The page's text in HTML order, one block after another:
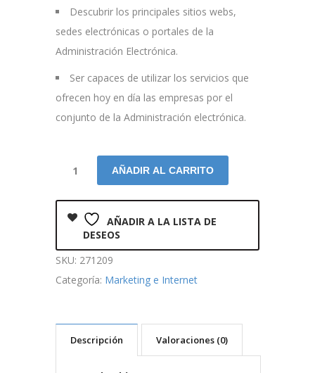
Descubrir los principales sitios webs,
sedes electrónicas o portales de la
Administración Electrónica.
Ser capaces de utilizar los servicios que
ofrecen hoy en día las empresas por el
conjunto de la Administración electrónica.
AÑADIR AL CARRITO
AÑADIR A LA LISTA DE
DESEOS
SKU: 271209
Categoría: Marketing e Internet
Descripción Valoraciones (0)